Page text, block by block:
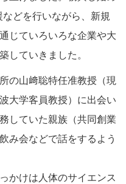
どを行いながら、新規
じていろいろな企業や大
していきました。
の山﨑聡特任准教授（現
大学客員教授）に出会い
していた親族（共同創業
み会などで話をするよう
かけは人体のサイエンス